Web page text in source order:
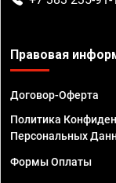
Правовая
Договор-Оферта
Политика
Персональных
Формы Оплаты